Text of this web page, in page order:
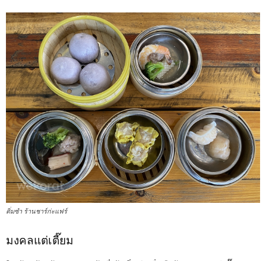
ติ่มซำ ร้านชาร์ก่ะแฟร์
มงคลแต่เตี๊ยม